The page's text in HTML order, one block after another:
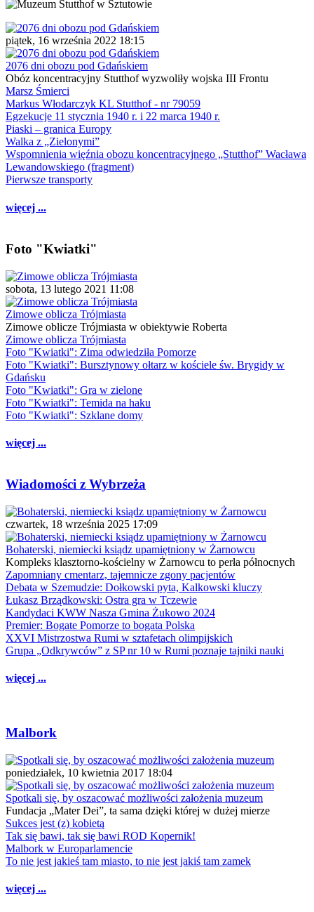
piątek, 16 września 2022 18:15
2076 dni obozu pod Gdańskiem
Obóz koncentracyjny Stutthof wyzwoliły wojska III Frontu
Marsz Śmierci
Markus Włodarczyk KL Stutthof - nr 79059
Egzekucje 11 stycznia 1940 r. i 22 marca 1940 r.
Piaski – granica Europy
Walka z „Zielonymi”
Wspomnienia więźnia obozu koncentracyjnego „Stutthof” Wacława
Lewandowskiego (fragment)
Pierwsze transporty
więcej ...
Foto "Kwiatki"
sobota, 13 lutego 2021 11:08
Zimowe oblicza Trójmiasta
Zimowe oblicze Trójmiasta w obiektywie Roberta
Zimowe oblicza Trójmiasta
Foto "Kwiatki": Zima odwiedziła Pomorze
Foto "Kwiatki": Bursztynowy ołtarz w kościele św. Brygidy w
Gdańsku
Foto "Kwiatki": Gra w zielone
Foto "Kwiatki": Temida na haku
Foto "Kwiatki": Szklane domy
więcej ...
Wiadomości z Wybrzeża
czwartek, 18 września 2025 17:09
Bohaterski, niemiecki ksiądz upamiętniony w Żarnowcu
Kompleks klasztorno-kościelny w Żarnowcu to perła północnych
Zapomniany cmentarz, tajemnicze zgony pacjentów
Debata w Szemudzie: Dołkowski pyta, Kalkowski kluczy
Łukasz Brządkowski: Ostra gra w Tczewie
Kandydaci KWW Nasza Gmina Żukowo 2024
Premier: Bogate Pomorze to bogata Polska
XXVI Mistrzostwa Rumi w sztafetach olimpijskich
Grupa „Odkrywców” z SP nr 10 w Rumi poznaje tajniki nauki
więcej ...
Malbork
poniedziałek, 10 kwietnia 2017 18:04
Spotkali się, by oszacować możliwości założenia muzeum
Fundacja „Mater Dei”, ta sama dzięki której w dużej mierze
Sukces jest (z) kobietą
Tak się bawi, tak się bawi ROD Kopernik!
Malbork w Europarlamencie
To nie jest jakieś tam miasto, to nie jest jakiś tam zamek
więcej ...